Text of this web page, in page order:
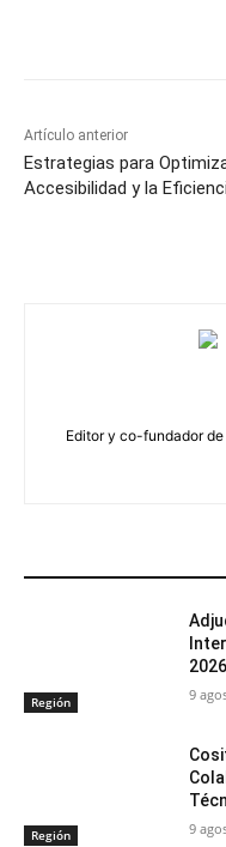
Artículo anterior
Estrategias para
Accesibilidad y la
Editor y co-fundador
Región 9
Región 9